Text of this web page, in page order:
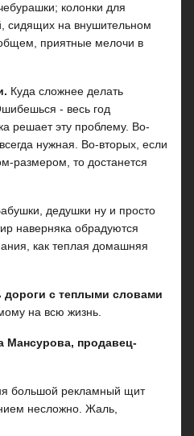
колонки для
сидящих на внушительном
приятные мелочи в
Куда сложнее делать
- весь год
решает эту проблему. Во-
нужная. Во-вторых, если
размером, то достанется
дедушки ну и просто
наверняка обрадуются
как теплая домашняя
с теплыми словами
на всю жизнь.
Мансурова, продавец-
большой рекламный щит
несложно. Жаль,